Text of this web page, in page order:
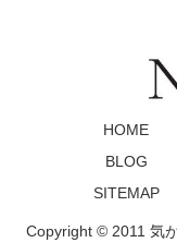
HOME
BLOG
SITEMAP
Copyright © 2011 気